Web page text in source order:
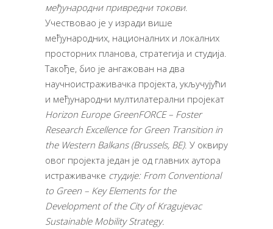
међународни привредни токови.
Учествовао је у изради више
међународних, националних и локалних
просторних планова, стратегија и студија.
Такође, био је ангажован на два
научноистраживачка пројекта, укључујући
и међународни мултилатерални пројекат
Horizon Europe GreenFORCE – Foster
Research Excellence for Green Transition in
the Western Balkans (Brussels, BE). У оквиру
овог пројекта један је од главних аутора
истраживачке студије: From Conventional
to Green – Key Elements for the
Development of the City of Kragujevac
Sustainable Mobility Strategy.